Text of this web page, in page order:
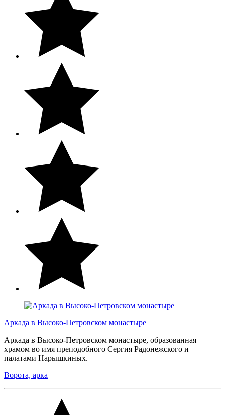
Аркада в Высоко-Петровском монастыре
Аркада в Высоко-Петровском монастыре, образованная
храмом во имя преподобного Сергия Радонежского и
палатами Нарышкиных.
Ворота, арка